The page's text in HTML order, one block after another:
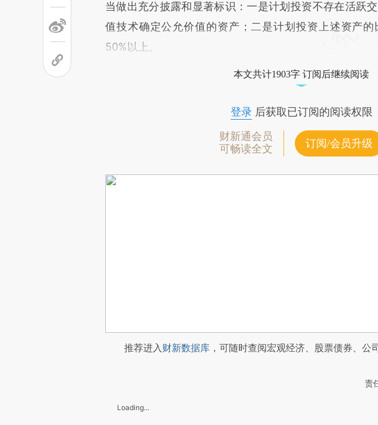
当做出充分披露和显著标识：一是计划投资不存在活跃
值技术确定公允价值的资产；二是计划投资上述资产
50%以上。
本文共计1903字 订阅后继续阅读
登录后获取已订阅的阅读权限
财新通会员
可畅读全文
订阅/会员升级
推荐进入财新数据库 ，可随时查阅宏观经济、股票债券、公
责
Loading...